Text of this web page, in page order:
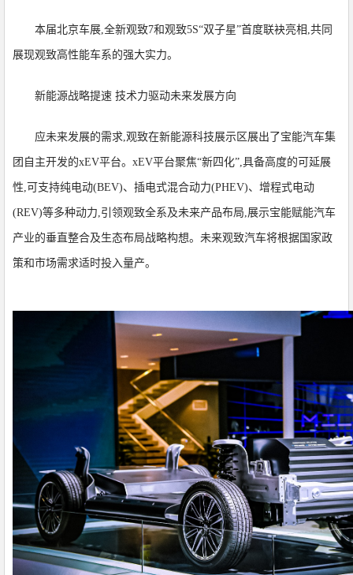
本届北京车展,全新观致7和观致5S“双子星”首度联袂亮相,共同
展现观致高性能车系的强大实力。
新能源战略提速 技术力驱动未来发展方向
应未来发展的需求,观致在新能源科技展示区展出了宝能汽车集
团自主开发的xEV平台。xEV平台聚焦“新四化”,具备高度的可延展
性,可支持纯电动(BEV)、插电式混合动力(PHEV)、增程式电动
(REV)等多种动力,引领观致全系及未来产品布局,展示宝能赋能汽车
产业的垂直整合及生态布局战略构想。未来观致汽车将根据国家政
策和市场需求适时投入量产。